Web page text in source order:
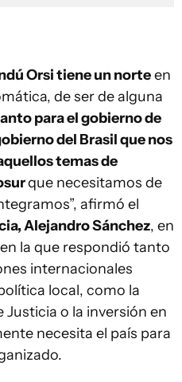
Orsi tiene un norteen
de ser de alguna
para el gobierno de
del Brasil que nos
temas de
que necesitamos de
afirmó el
Alejandro Sánchez, en
la que respondió tanto
internacionales
local, como la
o la inversión en
necesita el país para